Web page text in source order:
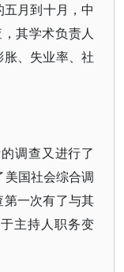
月到十月，中
其学术负责人
、失业率、社
调查又进行了
国社会综合调
一次有了与其
主持人职务变